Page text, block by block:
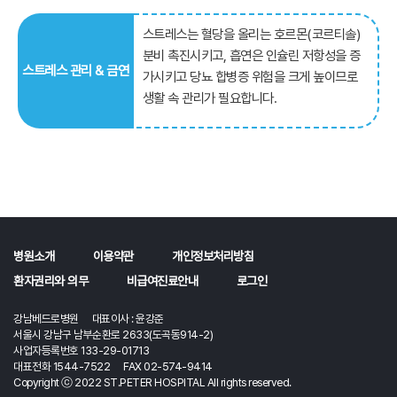
스트레스 관리 & 금연
스트레스는 혈당을 올리는 호르몬(코르티솔)
분비 촉진시키고, 흡연은 인슐린 저항성을 증
가시키고 당뇨 합병증 위험을 크게 높이므로
생활 속 관리가 필요합니다.
병원소개 이용약관
개인정보처리방침
환자권리와 의무
비급여진료안내 로그인
강남베드로병원 대표이사 : 윤강준
서울시 강남구 남부순환로 2633(도곡동914-2)
사업자등록번호 133-29-01713
대표전화 1544-7522 FAX 02-574-9414
Copyright ⓒ 2022 ST.PETER HOSPITAL All rights reserved.